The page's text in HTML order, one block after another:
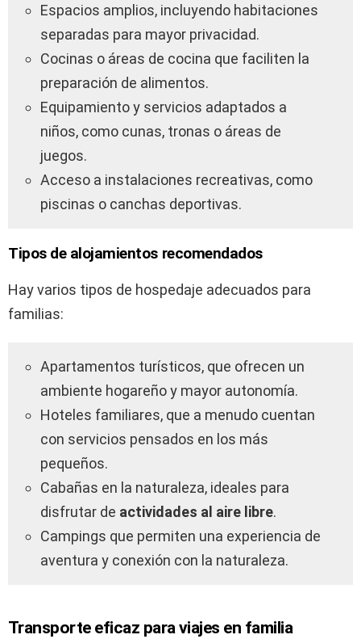
Espacios amplios, incluyendo habitaciones
separadas para mayor privacidad.
Cocinas o áreas de cocina que faciliten la
preparación de alimentos.
Equipamiento y servicios adaptados a
niños, como cunas, tronas o áreas de
juegos.
Acceso a instalaciones recreativas, como
piscinas o canchas deportivas.
Tipos de alojamientos recomendados
Hay varios tipos de hospedaje adecuados para
familias:
Apartamentos turísticos, que ofrecen un
ambiente hogareño y mayor autonomía.
Hoteles familiares, que a menudo cuentan
con servicios pensados en los más
pequeños.
Cabañas en la naturaleza, ideales para
disfrutar de actividades al aire libre.
Campings que permiten una experiencia de
aventura y conexión con la naturaleza.
Transporte eficaz para viajes en familia